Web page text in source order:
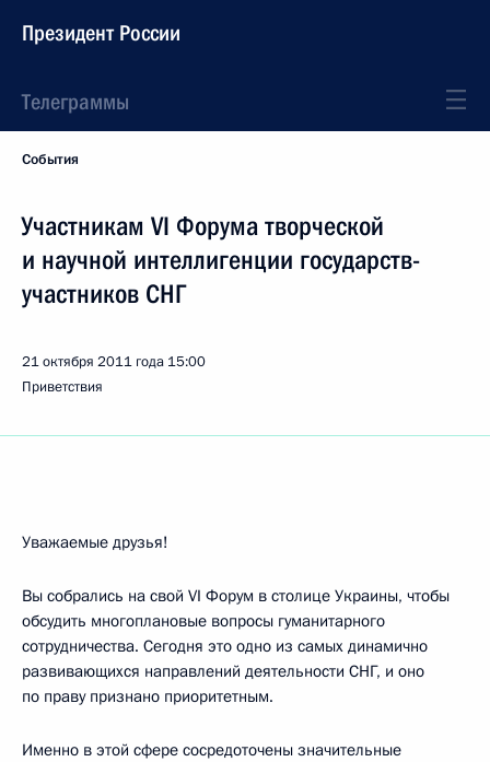
Президент России
Телеграммы
События
Участникам VI Форума творческой
и научной интеллигенции государств-
участников СНГ
21 октября 2011 года 15:00
Приветствия
Уважаемые друзья!
Вы собрались на свой VI Форум в столице Украины, чтобы
обсудить многоплановые вопросы гуманитарного
сотрудничества. Сегодня это одно из самых динамично
развивающихся направлений деятельности СНГ, и оно
по праву признано приоритетным.
Именно в этой сфере сосредоточены значительные